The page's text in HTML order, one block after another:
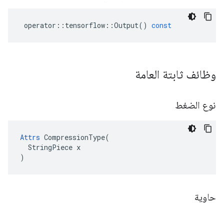
operator :: tensorflow ::Output() const
وظائف ثابتة العامة
نوع الضغط
Attrs CompressionType(
  StringPiece x
)
حاوية